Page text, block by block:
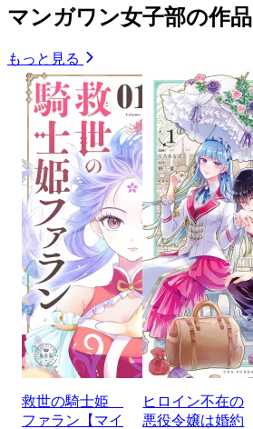
マンガワン女子部の作品
もっと見る
救世の騎士姫
ファラン【マイ
ヒロイン不在の
悪役令嬢は婚約